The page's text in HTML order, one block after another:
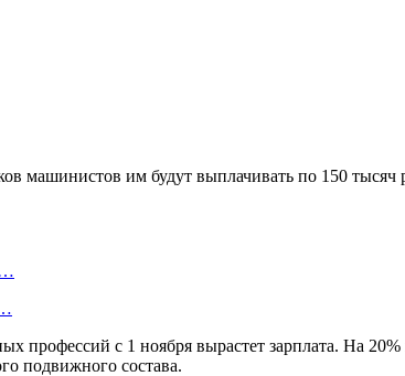
машинистов им будут выплачивать по 150 тысяч
профессий с 1 ноября вырастет зарплата. На
подвижного состава.